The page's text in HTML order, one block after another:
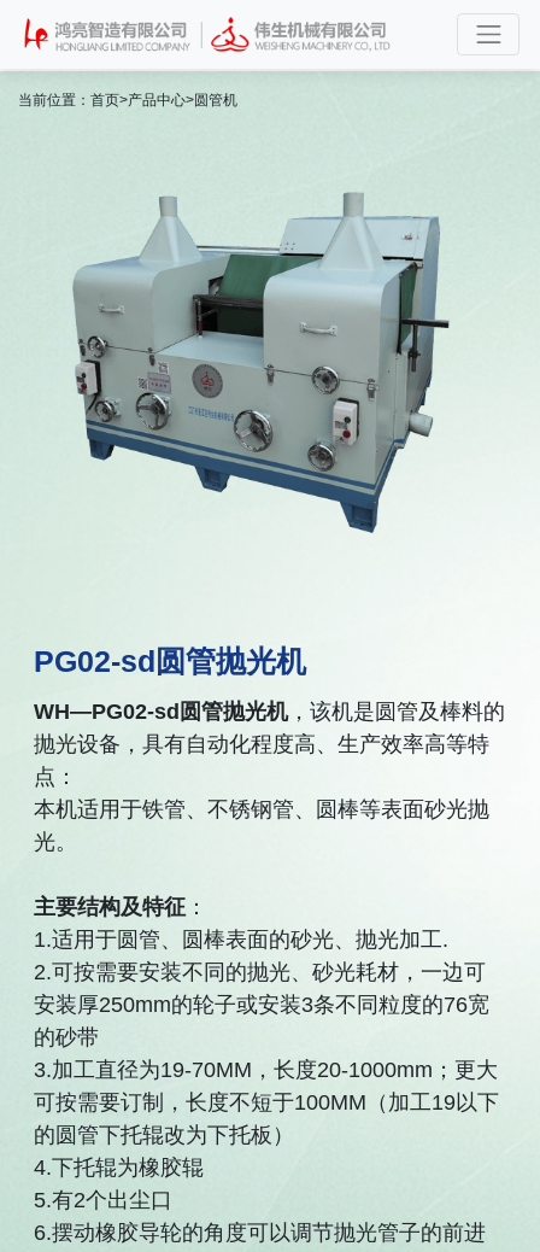
当前位置： 首页>产品中心>圆管机
PG02-sd圆管抛光机
WH—PG02-sd圆管抛光机，该机是圆管及棒料的
抛光设备，具有自动化程度高、生产效率高等特
点：
本机适用于铁管、不锈钢管、圆棒等表面砂光抛
光。
主要结构及特征 ：
1.适用于圆管、圆棒表面的砂光、抛光加工.
2.可按需要安装不同的抛光、砂光耗材，一边可
安装厚250mm的轮子或安装3条不同粒度的76宽
的砂带
3.加工直径为19-70MM，长度20-1000mm；更大
可按需要订制，长度不短于100MM（加工19以下
的圆管下托辊改为下托板）
4.下托辊为橡胶辊
5.有2个出尘口
6.摆动橡胶导轮的角度可以调节抛光管子的前进